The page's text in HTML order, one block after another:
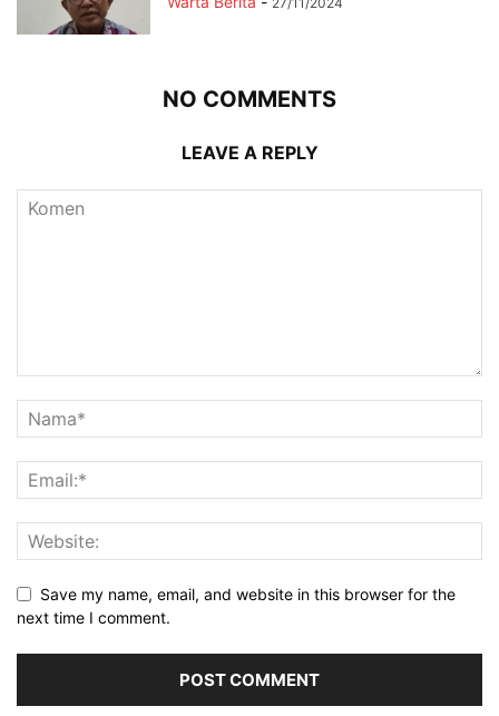
NO COMMENTS
LEAVE A REPLY
Save my name, email, and website in this browser for the
next time I comment.